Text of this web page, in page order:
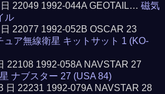
日 22049 1992-044A GEOTAIL…磁気
ル
22077 1992-052B OSCAR 23
ュア無線衛星 キットサット 1 (KO-
22108 1992-058A NAVSTAR 27
ナブスター 27 (USA 84)
日 22231 1992-079A NAVSTAR 28